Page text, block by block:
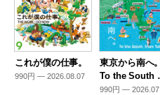
これが僕の仕事。
990円 — 2026.08.07
東京から南へ。
To the South
990円 —